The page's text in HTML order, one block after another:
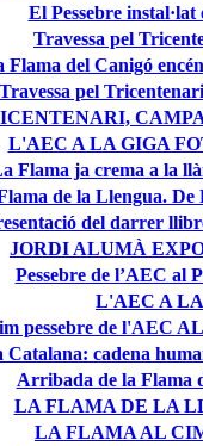
El Pessebre
Travessa pel
Flama del Canigó
pel
L'AEC A LA GIGA
Flama ja crema a la
de la Llengua. De
del darrer
JORDI ALUMÀ
Pessebre de l’AEC al
L'AEC A
pessebre de l'AEC
Catalana: cadena
Arribada de la Flama
LA FLAMA DE LA
LA FLAMA AL